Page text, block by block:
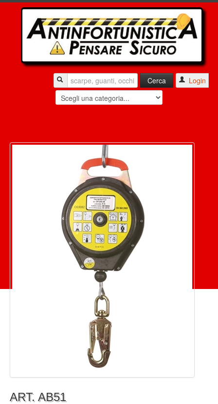
Login
ART. AB51